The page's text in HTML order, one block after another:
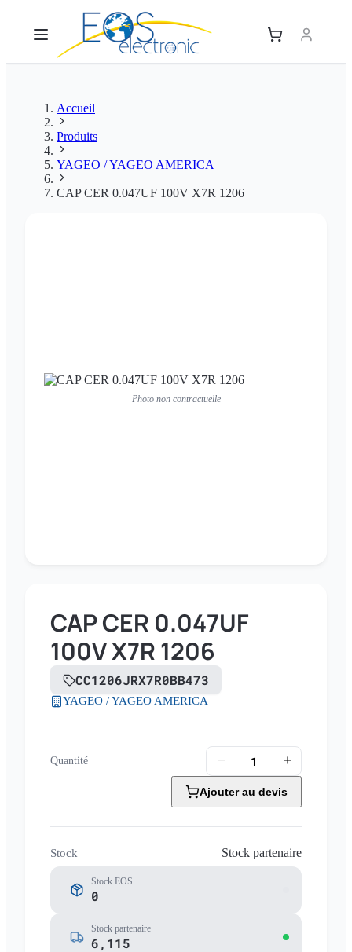
Accueil
Produits
YAGEO / YAGEO AMERICA
CAP CER 0.047UF 100V X7R 1206
Photo non contractuelle
CAP CER 0.047UF
100V X7R 1206
CC1206JRX7R0BB473
YAGEO / YAGEO AMERICA
Quantité
Ajouter au devis
Stock Stock partenaire
Stock EOS
0
Stock partenaire
6,115